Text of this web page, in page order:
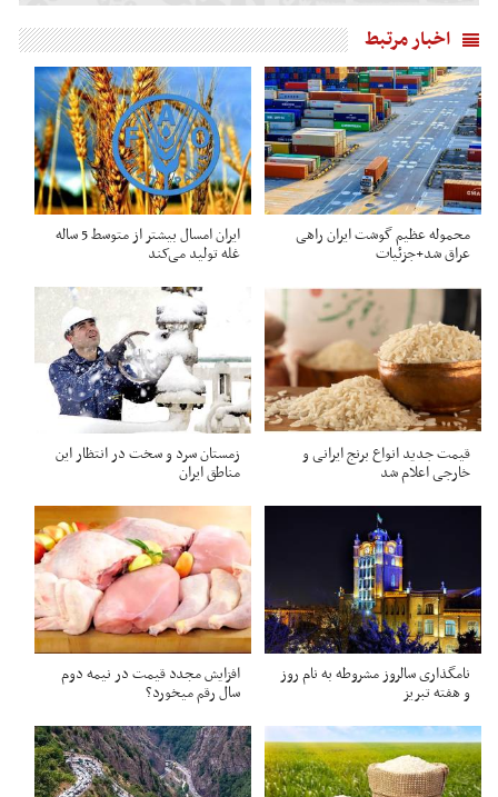
اخبار مرتبط
محموله عظیم گوشت ایران راهی
عراق شد+جزئیات
ایران امسال بیشتر از متوسط 5 ساله
غله تولید می‌کند
قیمت جدید انواع برنج ایرانی و
خارجی اعلام شد
زمستان سرد و سخت در انتظار این
مناطق ایران
نامگذاری سالروز مشروطه به نام روز
و هفته تبریز
افزایش مجدد قیمت در نیمه دوم
سال رقم میخورد؟